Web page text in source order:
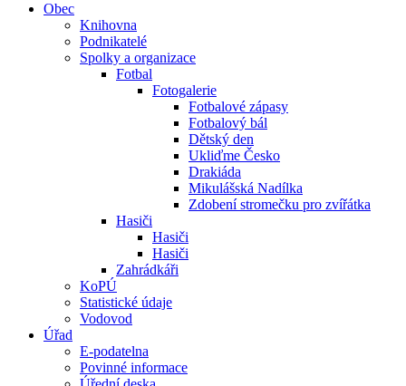
Obec
Knihovna
Podnikatelé
Spolky a organizace
Fotbal
Fotogalerie
Fotbalové zápasy
Fotbalový bál
Dětský den
Ukliďme Česko
Drakiáda
Mikulášská Nadílka
Zdobení stromečku pro zvířátka
Hasiči
Hasiči
Hasiči
Zahrádkáři
KoPÚ
Statistické údaje
Vodovod
Úřad
E-podatelna
Povinné informace